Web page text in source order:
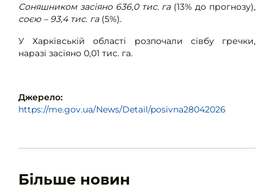
Соняшником засіяно 636,0 тис. га (13% до прогнозу),
соєю – 93,4 тис. га(5%).
У Харківській області розпочали сівбу гречки,
наразі засіяно 0,01 тис. га.
Джерело:
https://me.gov.ua/News/Detail/posivna28042026
Більше новин